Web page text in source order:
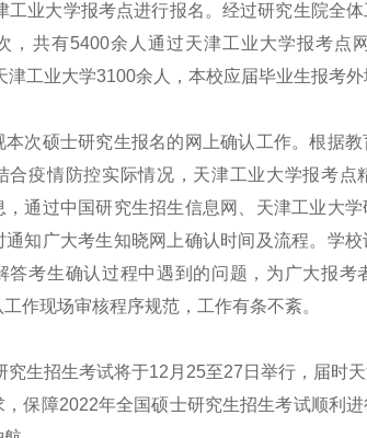
工业大学报考点进行报名。经过研究生院全
，共有5400余人通过天津工业大学报考点
津工业大学3100余人，本校应届毕业生报考外
硕士研究生报名的网上确认工作。根据教
合疫情防控实际情况，天津工业大学报考点
，通过中国研究生招生信息网、天津工业大
通知广大考生知晓网上确认时间及流程。学
答考生确认过程中遇到的问题，为广大报考
作现场审核程序规范，工作有条不紊。
招生考试将于12月25至27日举行，届时天
保障2022年全国硕士研究生招生考试顺利